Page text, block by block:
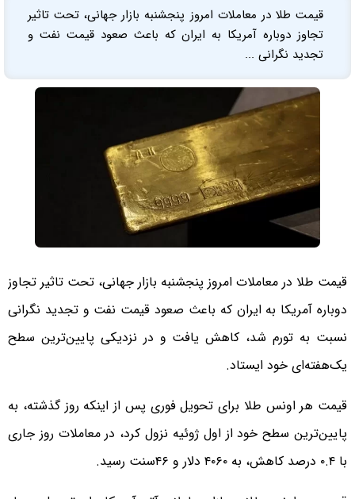
قیمت طلا در معاملات امروز پنجشنبه بازار جهانی، تحت تاثیر
تجاوز دوباره آمریکا به ایران که باعث صعود قیمت نفت و
تجدید نگرانی ...
قیمت طلا در معاملات امروز پنجشنبه بازار جهانی، تحت تاثیر تجاوز
دوباره آمریکا به ایران که باعث صعود قیمت نفت و تجدید نگرانی
نسبت به تورم شد، کاهش یافت و در نزدیکی پایین‌ترین سطح
یک‌هفته‌ای خود ایستاد.
قیمت هر اونس طلا برای تحویل فوری پس از اینکه روز گذشته، به
پایین‌ترین سطح خود از اول ژوئیه نزول کرد، در معاملات روز جاری
با ۰.۴ درصد کاهش، به ۴۰۶۰ دلار و ۴۶سنت رسید.